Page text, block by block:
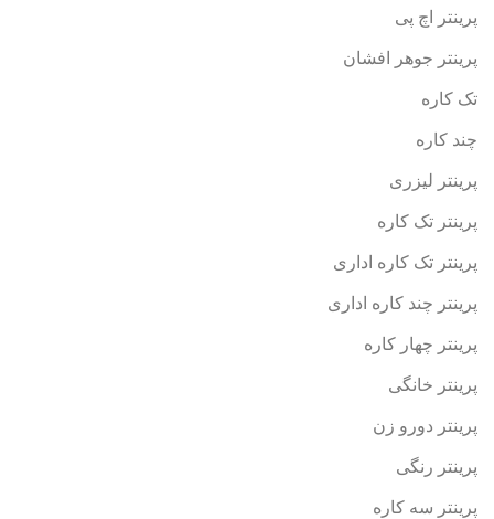
پرینتر اچ پی
پرینتر جوهر افشان
تک کاره
چند کاره
پرینتر لیزری
پرینتر تک کاره
پرینتر تک کاره اداری
پرینتر چند کاره اداری
پرینتر چهار کاره
پرینتر خانگی
پرینتر دورو زن
پرینتر رنگی
پرینتر سه کاره